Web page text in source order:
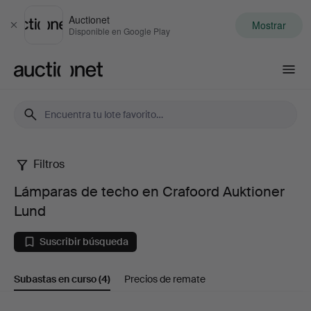
Cerrar
Auctionet
Disponible en Google Play Mostrar
Lámparas
de
techo
en
Filtros
Lámparas de techo en Crafoord Auktioner
Lund
Suscribir búsqueda
Subastas en curso(4) Precios de remate